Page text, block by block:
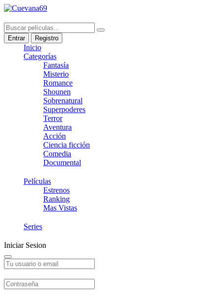
Entrar Registro
Inicio
Categorías
Fantasía
Misterio
Romance
Shounen
Sobrenatural
Superpoderes
Terror
Aventura
Acción
Ciencia ficción
Comedia
Documental
Películas
Estrenos
Ranking
Mas Vistas
Series
Iniciar Sesion